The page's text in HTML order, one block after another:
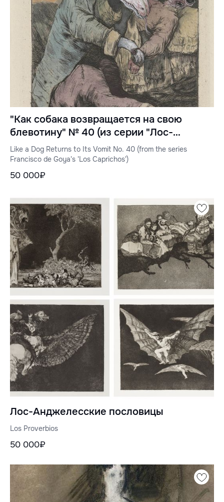
"Как собака возвращается на свою
блевотину" № 40 (из серии "Лос-
Капричос" Франсиско де Гойи)
Like a Dog Returns to Its Vomit No. 40 (from the series
Francisco de Goya's 'Los Caprichos')
50 000₽
Лос-Анджелесские пословицы
Los Proverbios
50 000₽